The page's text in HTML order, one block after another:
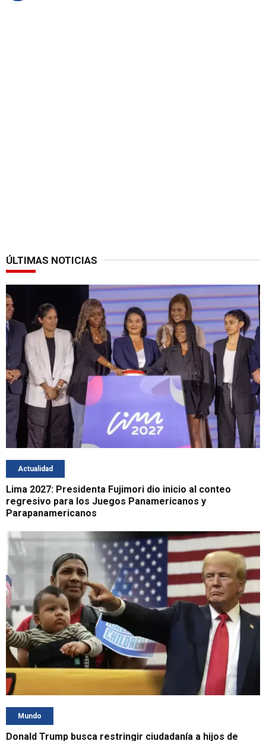
ÚLTIMAS NOTICIAS
Actualidad
Lima 2027: Presidenta Fujimori dio inicio al conteo
regresivo para los Juegos Panamericanos y
Parapanamericanos
Mundo
Donald Trump busca restringir ciudadanía a hijos de